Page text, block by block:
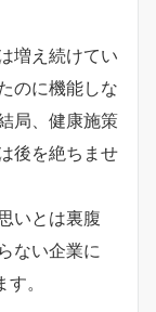
増え続けてい
のに機能しな
局、健康施策
後を絶ちませ
いとは裏腹
ない企業に
。